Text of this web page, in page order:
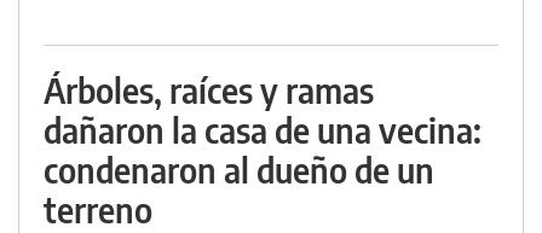
Árboles, raíces y ramas
dañaron la casa de una vecina:
condenaron al dueño de un
terreno